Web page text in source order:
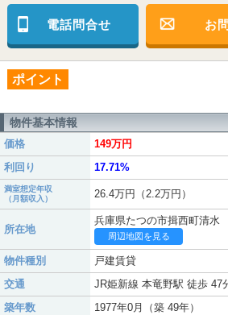
電話問合せ お
ポイント
物件基本情報
価格
149万円
利回り
17.71%
満室想定年収
（月額収入）
26.4万円（2.2万円）
所在地
兵庫県たつの市揖西町清水
周辺地図を見る
物件種別
戸建賃貸
交通
JR姫新線 本竜野駅 徒歩 47
築年数
1977年0月（築 49年）